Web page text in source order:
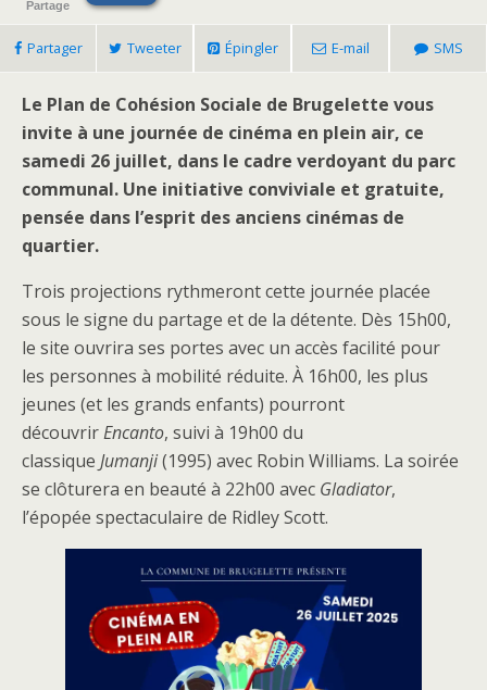
Partage
Partager Tweeter Épingler E-mail SMS
Le Plan de Cohésion Sociale de Brugelette vous
invite à une journée de cinéma en plein air, ce
samedi 26 juillet, dans le cadre verdoyant du parc
communal. Une initiative conviviale et gratuite,
pensée dans l’esprit des anciens cinémas de
quartier.
Trois projections rythmeront cette journée placée
sous le signe du partage et de la détente. Dès 15h00,
le site ouvrira ses portes avec un accès facilité pour
les personnes à mobilité réduite. À 16h00, les plus
jeunes (et les grands enfants) pourront
découvrirEncanto, suivi à 19h00 du
classique Jumanji(1995) avec Robin Williams. La soirée
se clôturera en beauté à 22h00 avec Gladiator,
l’épopée spectaculaire de Ridley Scott.